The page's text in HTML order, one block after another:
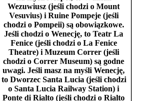
Wezuwiusz (jeśli chodzi o Mount
Vesuvius) i Ruine Pompeje(jeśli
chodzi o Pompeii) są obowiązkowe.
Jeśli chodzi o Wenecję, to Teatr La
Fenice(jeśli chodzi o La Fenice
Theatre) i Muzeum Correr(jeśli
chodzi o Correr Museum) są godne
uwagi. Jeśli masz na myśli Wenecję,
to Dworzec Santa Lucia (jeśli chodzi
o Santa Lucia Railway Station) i
Ponte di Rialto (jeśli chodzi o Rialto